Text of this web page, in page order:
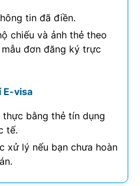
tin đã điền.
chiếu và ảnh thẻ theo
đơn đăng ký trực
E-visa
bằng thẻ tín dụng
tế.
xử lý nếu bạn chưa hoàn